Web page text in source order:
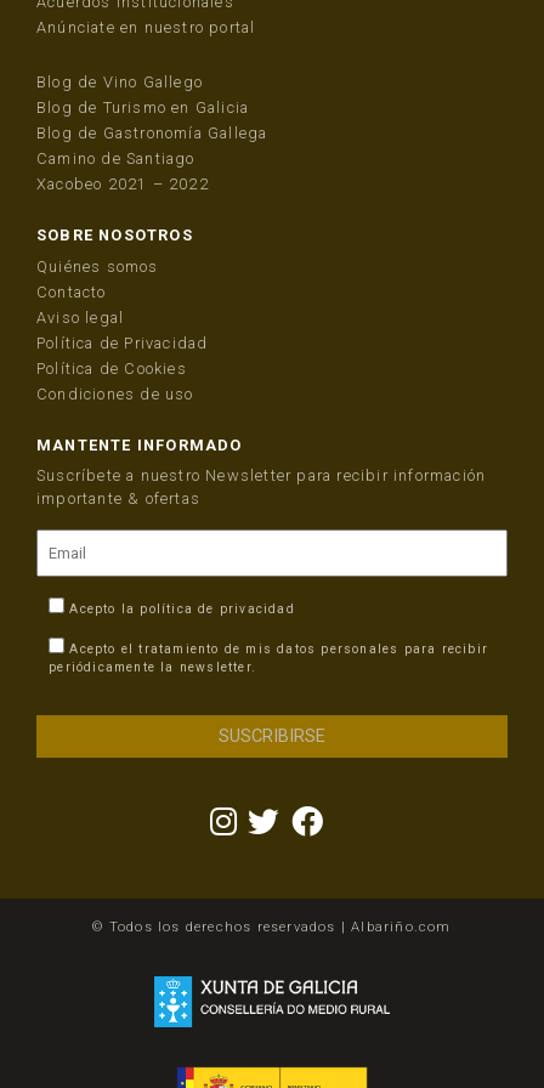
Anúnciate en nuestro portal
Blog de Vino Gallego
Blog de Turismo en Galicia
Blog de Gastronomía Gallega
Camino de Santiago
Xacobeo 2021 – 2022
SOBRE NOSOTROS
Quiénes somos
Contacto
Aviso legal
Política de Privacidad
Política de Cookies
Condiciones de uso
MANTENTE INFORMADO
Suscríbete a nuestro Newsletter para recibir información
importante & ofertas
Acepto la política de privacidad
Acepto el tratamiento de mis datos personales para recibir
periódicamente la newsletter.
© Todos los derechos reservados | Albariño.com